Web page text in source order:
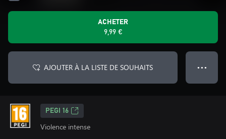
ACHETER
9,99 €
AJOUTER À LA LISTE DE SOUHAITS ● ● ●
PEGI 16
Violence intense